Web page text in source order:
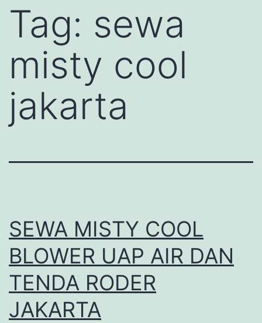
Tag: sewa
misty cool
jakarta
SEWA MISTY COOL
BLOWER UAP AIR DAN
TENDA RODER
JAKARTA